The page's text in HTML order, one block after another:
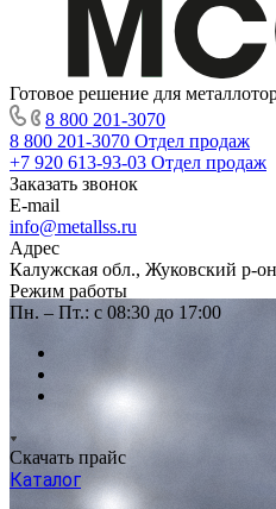
Готовое решение для
8 800 201-3070
8 800 201-3070 Отдел продаж
+7 920 613-93-03 Отдел продаж
Заказать звонок
E-mail
info@metallss.ru
Адрес
Калужская обл., Жуковский р-
Режим работы
Пн. – Пт.: с 08:30 до 17:00
Скачать прайс
Каталог